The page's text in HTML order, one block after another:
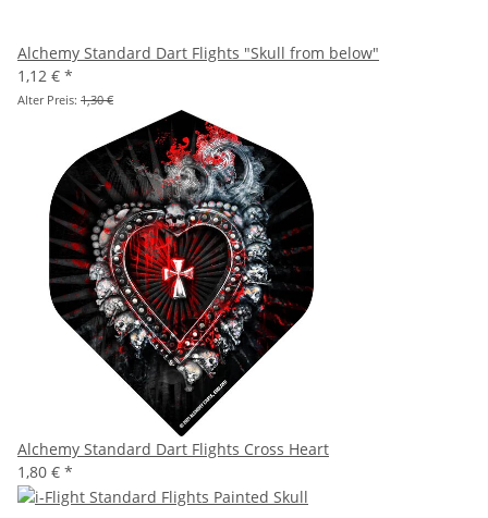
Alchemy Standard Dart Flights "Skull from below"
1,12 € *
Alter Preis: 1,30 €
Alchemy Standard Dart Flights Cross Heart
1,80 € *